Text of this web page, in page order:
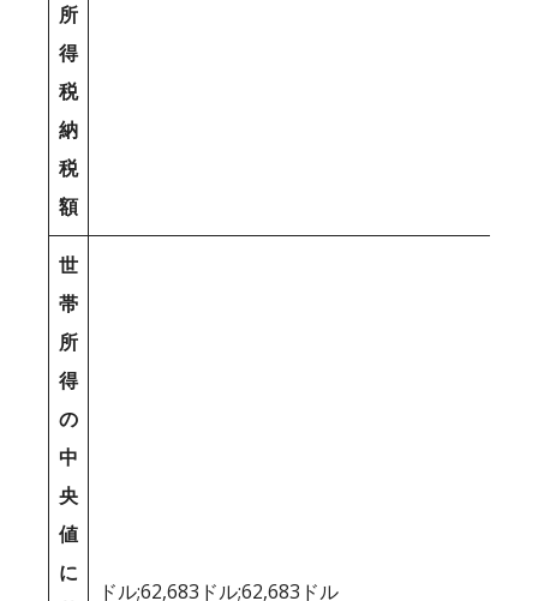
所
得
税
納
税
額
世
帯
所
得
の
中
央
値
に
ドル;62,683ドル;62,683ドル